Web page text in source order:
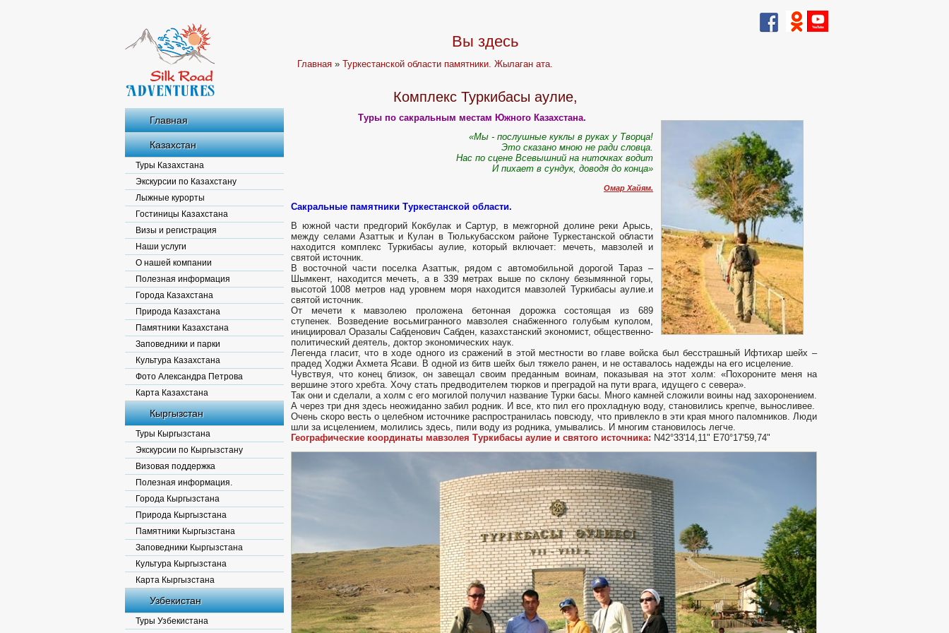
Главная
Казахстан
Туры Казахстана
Экскурсии по Казахстану
Лыжные курорты
Гостиницы Казахстана
Визы и регистрация
Наши услуги
О нашей компании
Полезная информация
Города Казахстана
Природа Казахстана
Памятники Казахстана
Заповедники и парки
Культура Казахстана
Фото Александра Петрова
Карта Казахстана
Кыргызстан
Туры Кыргызстана
Экскурсии по Кыргызстану
Визовая поддержка
Полезная информация.
Города Кыргызстана
Природа Кыргызстана
Памятники Кыргызстана
Заповедники Кыргызстана
Культура Кыргызстана
Карта Кыргызстана
Узбекистан
Туры Узбекистана
Вы здесь
Главная »Туркестанской области памятники. Жылаган ата.
Комплекс Туркибасы аулие,
Туры по сакральным местам Южного Казахстана.
«Мы - послушные куклы в руках у Творца!
Это сказано мною не ради словца.
Нас по сцене Всевышний на ниточках водит
И пихает в сундук, доводя до конца»
Омар Хайям.
Сакральные памятники Туркестанской области.
В южной части предгорий Кокбулак и Сартур, в межгорной долине реки Арысь,
между селами Азаттык и Кулан в Тюлькубасском районе Туркестанской области
находится комплекс Туркибасы аулие, который включает: мечеть, мавзолей и
святой источник.
В восточной части поселка Азаттык, рядом с автомобильной дорогой Тараз –
Шымкент, находится мечеть, а в 339 метрах выше по склону безымянной горы,
высотой 1008 метров над уровнем моря находится мавзолей Туркибасы аулие.и
святой источник.
От мечети к мавзолею проложена бетонная дорожка состоящая из 689
ступенек. Возведение восьмигранного мавзолея снабженного голубым куполом,
инициировал Оразалы Сабденович Сабден, казахстанский экономист, общественно-
политический деятель, доктор экономических наук.
Легенда гласит, что в ходе одного из сражений в этой местности во главе войска был бесстрашный Ифтихар шейх –
прадед Ходжи Ахмета Ясави. В одной из битв шейх был тяжело ранен, и не оставалось надежды на его исцеление.
Чувствуя, что конец близок, он завещал своим преданным воинам, показывая на этот холм: «Похороните меня на
вершине этого хребта. Хочу стать предводителем тюрков и преградой на пути врага, идущего с севера».
Так они и сделали, а холм с его могилой получил название Турки басы. Много камней сложили воины над захоронением.
А через три дня здесь неожиданно забил родник. И все, кто пил его прохладную воду, становились крепче, выносливее.
Очень скоро весть о целебном источнике распространилась повсюду, что привлекло в эти края много паломников. Люди
шли за исцелением, молились здесь, пили воду из родника, умывались. И многим становилось легче.
Географические координаты мавзолея Туркибасы аулие и святого источника: N42°33'14,11" E70°17'59,74"